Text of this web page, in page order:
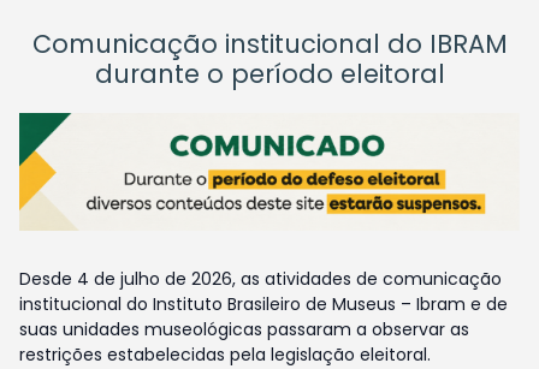
Comunicação institucional do IBRAM
durante o período eleitoral
Desde 4 de julho de 2026, as atividades de comunicação
institucional do Instituto Brasileiro de Museus – Ibram e de
suas unidades museológicas passaram a observar as
restrições estabelecidas pela legislação eleitoral.